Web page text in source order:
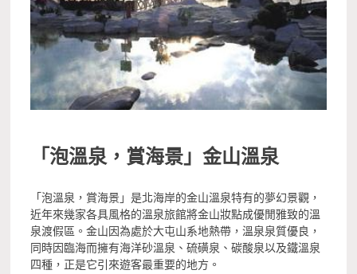
「泡溫泉，賞海景」金山溫泉
「泡溫泉，賞海景」是北海岸的金山溫泉特有的夢幻景觀，
近年來幾家各具風格的溫泉旅館將金山妝點成優閒雅致的溫
泉渡假區。金山因為處於大屯山系地熱帶，溫泉泉質優良，
同時因臨海而擁有海洋砂溫泉、硫磺泉、碳酸泉以及鐵溫泉
四種，正是它引來遊客最重要的地方。